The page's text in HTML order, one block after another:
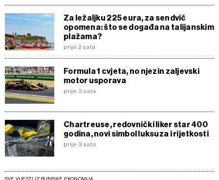
Za ležaljku 225 eura, za sendvič
opomena: što se događa na talijanskim
plažama?
prije 2 sata
Formula 1 cvjeta, no njezin zaljevski
motor usporava
prije 3 sata
Chartreuse, redovnički liker star 400
godina, novi simbol luksuza i rijetkosti
prije 3 sata
SVE VIJESTI IZ RUBRIKE EKONOMIJA